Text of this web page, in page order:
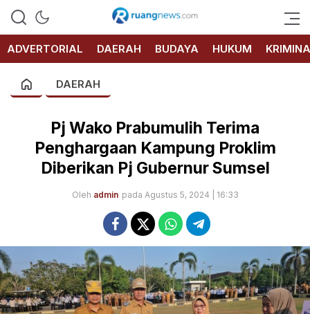
RUANG
NEWS
ADVERTORIAL
DAERAH BUDAYA HUKUM
DAERAH
Pj Wako Prabumulih Terima
Penghargaan Kampung Proklim
Diberikan Pj Gubernur Sumsel
Oleh admin pada Agustus 5, 2024 | 16:33